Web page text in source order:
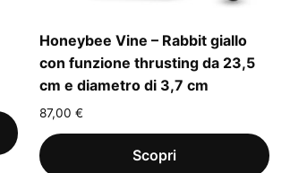
Honeybee Vine – Rabbit giallo
con funzione thrusting da 23,5
cm e diametro di 3,7 cm
87,00 €